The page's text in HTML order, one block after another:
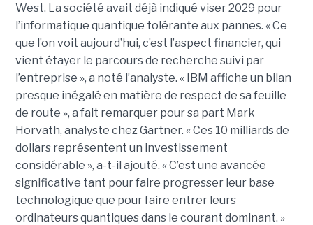
West. La société avait déjà indiqué viser 2029 pour
l’informatique quantique tolérante aux pannes. « Ce
que l’on voit aujourd’hui, c’est l’aspect financier, qui
vient étayer le parcours de recherche suivi par
l’entreprise », a noté l’analyste. « IBM affiche un bilan
presque inégalé en matière de respect de sa feuille
de route », a fait remarquer pour sa part Mark
Horvath, analyste chez Gartner. « Ces 10 milliards de
dollars représentent un investissement
considérable », a-t-il ajouté. « C’est une avancée
significative tant pour faire progresser leur base
technologique que pour faire entrer leurs
ordinateurs quantiques dans le courant dominant. »